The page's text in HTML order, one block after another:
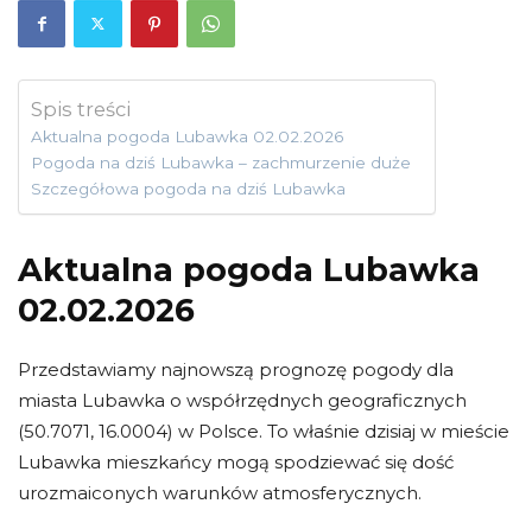
Spis treści
Aktualna pogoda Lubawka 02.02.2026
Pogoda na dziś Lubawka – zachmurzenie duże
Szczegółowa pogoda na dziś Lubawka
Aktualna pogoda Lubawka
02.02.2026
Przedstawiamy najnowszą prognozę pogody dla
miasta Lubawka o współrzędnych geograficznych
(50.7071, 16.0004) w Polsce. To właśnie dzisiaj w mieście
Lubawka mieszkańcy mogą spodziewać się dość
urozmaiconych warunków atmosferycznych.